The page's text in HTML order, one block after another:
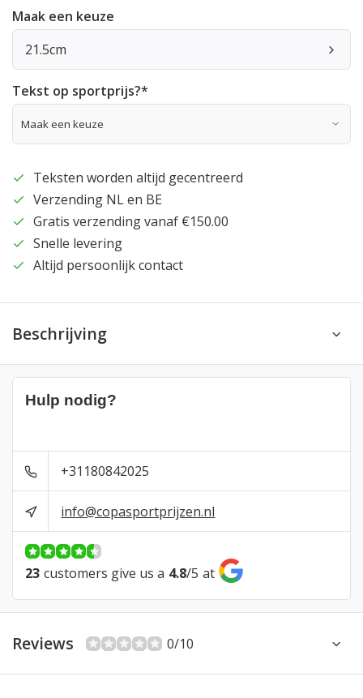
Maak een keuze
21.5cm
Tekst op sportprijs?*
Teksten worden altijd gecentreerd
Verzending NL en BE
Gratis verzending vanaf €150.00
Snelle levering
Altijd persoonlijk contact
Beschrijving
Hulp nodig?
+31180842025
info@copasportprijzen.nl
23 customers give us a 4.8/5 at
Reviews 0/10